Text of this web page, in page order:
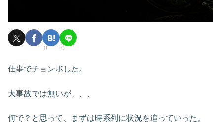
0 0
仕事でチョンボした。
大事故では無いが、、、
何で？と思って、まずは時系列に状況を追っていった。